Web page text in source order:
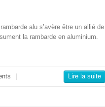
alu s’avère être un allié de
la rambarde en aluminium.
Lire la suite